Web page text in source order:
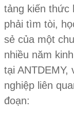
tảng kiến thức
phải tìm tòi,
sẻ của một
nhiều năm
tại
nghiệp liên
đoạn: